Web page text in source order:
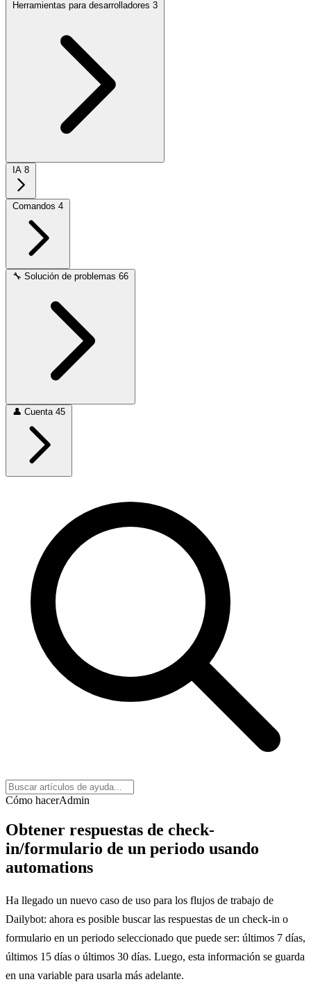
Herramientas para desarrolladores 3
IA 8
Comandos 4
🔧 Solución de problemas 66
👤 Cuenta 45
Cómo hacerAdmin
Obtener respuestas de check-
in/formulario de un periodo usando
automations
Ha llegado un nuevo caso de uso para los flujos de trabajo de
Dailybot: ahora es posible buscar las respuestas de un check-in o
formulario en un periodo seleccionado que puede ser: últimos 7 días,
últimos 15 días o últimos 30 días. Luego, esta información se guarda
en una variable para usarla más adelante.